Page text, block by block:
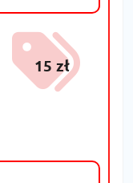
15 zł